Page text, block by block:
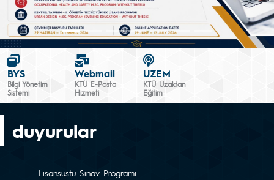
BYS
Bilgi Yönetim
Sistemi
Webmail
KTÜ E-Posta
Hizmeti
UZEM
KTÜ Uzaktan
Eğitim
duyurular
Lisansüstü Sınav Programı